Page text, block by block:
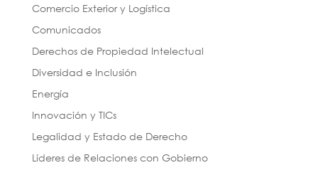
Comercio Exterior y Logística
Comunicados
Derechos de Propiedad Intelectual
Diversidad e Inclusión
Energía
Innovación y TICs
Legalidad y Estado de Derecho
Líderes de Relaciones con Gobierno